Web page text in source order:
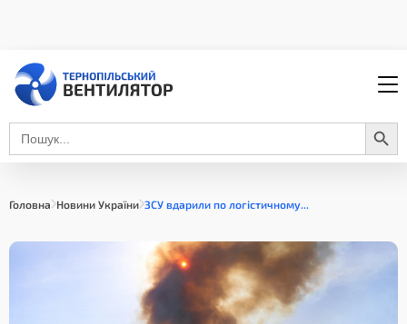
Search
for:
Search Button
Головна Новини України ЗСУ вдарили по логістичному...